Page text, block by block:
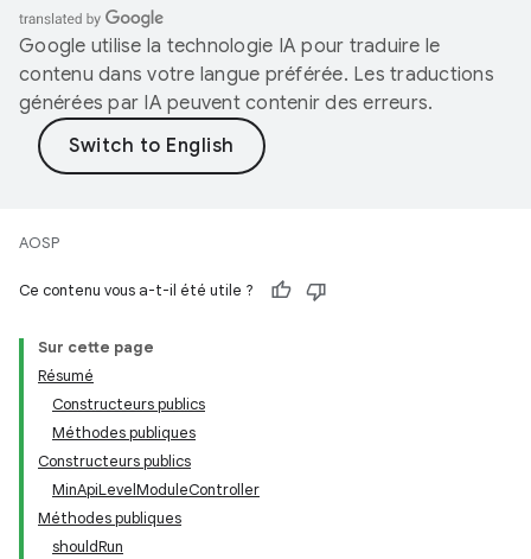
Google utilise la technologie IA pour traduire le
contenu dans votre langue préférée. Les traductions
générées par IA peuvent contenir des erreurs.
AOSP
Ce contenu vous a-t-il été utile ?
Sur cette page
Résumé
Constructeurs publics
Méthodes publiques
Constructeurs publics
MinApiLevelModuleController
Méthodes publiques
shouldRun